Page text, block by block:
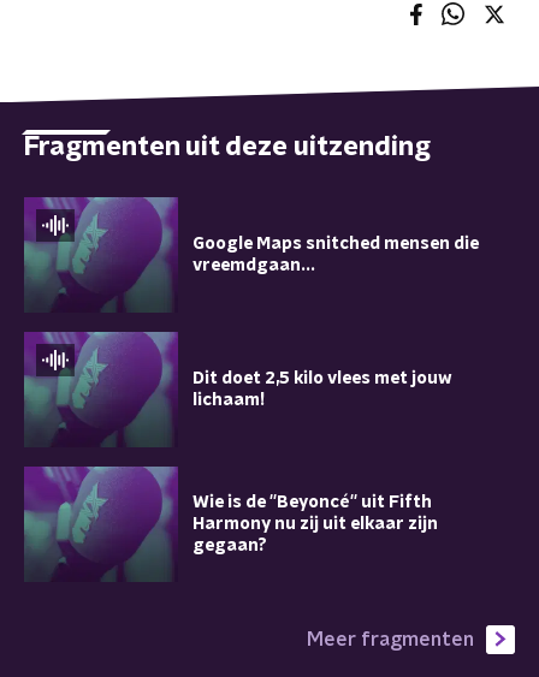
Fragmenten uit deze uitzending
Google Maps snitched mensen die
vreemdgaan...
Dit doet 2,5 kilo vlees met jouw
lichaam!
Wie is de ''Beyoncé'' uit Fifth
Harmony nu zij uit elkaar zijn
gegaan?
Meer fragmenten